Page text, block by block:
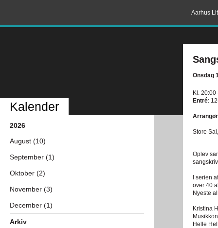
Aarhus
Onsdag
Kl. 20:00
Entré:
Store
Oplev
I serien
over 40
Nyeste
Kristina
Helle
Kalender
2026
August (10)
September (1)
Oktober (2)
November (3)
December (1)
Arkiv